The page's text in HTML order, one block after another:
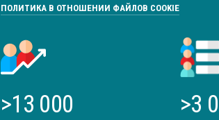
ПОЛИТИКА В ОТНОШЕНИИ ФАЙЛОВ COOKIE
>13 000 >3